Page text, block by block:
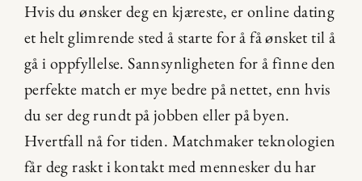
Hvis du ønsker deg en kjæreste, er online dating
et helt glimrende sted å starte for å få ønsket til å
gå i oppfyllelse. Sannsynligheten for å finne den
perfekte match er mye bedre på nettet, enn hvis
du ser deg rundt på jobben eller på byen.
Hvertfall nå for tiden. Matchmaker teknologien
får deg raskt i kontakt med mennesker du har